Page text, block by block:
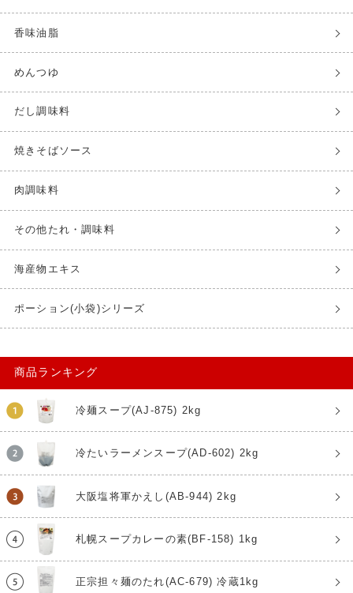
香味油脂
めんつゆ
だし調味料
焼きそばソース
肉調味料
その他たれ・調味料
海産物エキス
ポーション(小袋)シリーズ
商品ランキング
冷麺スープ(AJ-875) 2kg
冷たいラーメンスープ(AD-602) 2kg
大阪塩将軍かえし(AB-944) 2kg
札幌スープカレーの素(BF-158) 1kg
正宗担々麺のたれ(AC-679) 冷蔵1kg